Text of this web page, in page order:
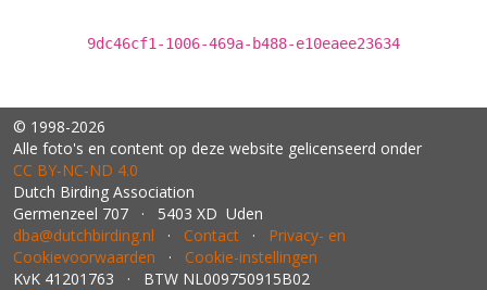
9dc46cf1-1006-469a-b488-e10eaee23634
© 1998-2026
Alle foto's en content op deze website gelicenseerd onder
CC BY‑NC‑ND 4.0
Dutch Birding Association
Germenzeel 707 · 5403 XD Uden
dba@dutchbirding.nl · Contact · Privacy- en
Cookievoorwaarden · Cookie-instellingen
KvK 41201763 · BTW NL009750915B02